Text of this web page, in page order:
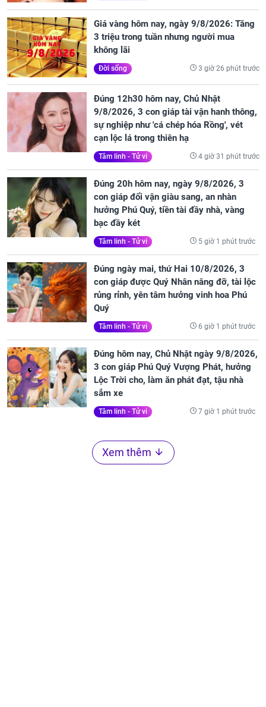
Giá vàng hôm nay, ngày 9/8/2026: Tăng
3 triệu trong tuần nhưng người mua
không lãi
Đời sống 3 giờ 26 phút trước
Đúng 12h30 hôm nay, Chủ Nhật
9/8/2026, 3 con giáp tài vận hanh thông,
sự nghiệp như 'cá chép hóa Rồng', vét
cạn lộc lá trong thiên hạ
Tâm linh - Tử vi 4 giờ 31 phút trước
Đúng 20h hôm nay, ngày 9/8/2026, 3
con giáp đổi vận giàu sang, an nhàn
hưởng Phú Quý, tiền tài đầy nhà, vàng
bạc đầy két
Tâm linh - Tử vi 5 giờ 1 phút trước
Đúng ngày mai, thứ Hai 10/8/2026, 3
con giáp được Quý Nhân nâng đỡ, tài lộc
rủng rỉnh, yên tâm hưởng vinh hoa Phú
Quý
Tâm linh - Tử vi 6 giờ 1 phút trước
Đúng hôm nay, Chủ Nhật ngày 9/8/2026,
3 con giáp Phú Quý Vượng Phát, hưởng
Lộc Trời cho, làm ăn phát đạt, tậu nhà
sắm xe
Tâm linh - Tử vi 7 giờ 1 phút trước
Xem thêm